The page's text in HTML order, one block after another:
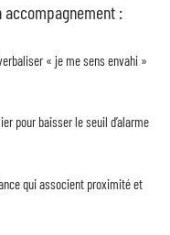
accompagnement :
« je me sens envahi »
pour baisser le seuil d’alarme
qui associent proximité et